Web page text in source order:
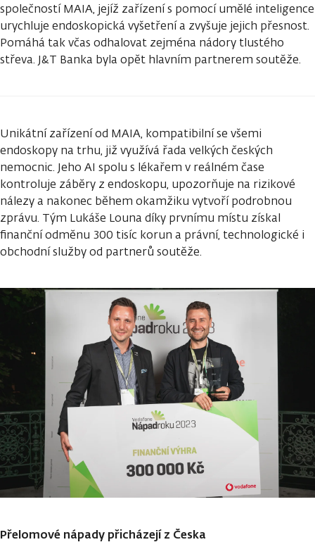
společností MAIA, jejíž zařízení s pomocí umělé inteligence
urychluje endoskopická vyšetření a zvyšuje jejich přesnost.
Pomáhá tak včas odhalovat zejména nádory tlustého
střeva. J&T Banka byla opět hlavním partnerem soutěže.
Unikátní zařízení od MAIA, kompatibilní se všemi
endoskopy na trhu, již využívá řada velkých českých
nemocnic. Jeho AI spolu s lékařem v reálném čase
kontroluje záběry z endoskopu, upozorňuje na rizikové
nálezy a nakonec během okamžiku vytvoří podrobnou
zprávu. Tým Lukáše Louna díky prvnímu místu získal
finanční odměnu 300 tisíc korun a právní, technologické i
obchodní služby od partnerů soutěže.
Přelomové nápady přicházejí z Česka